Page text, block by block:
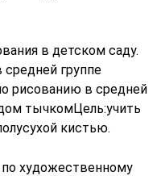
в детском саду.
средней группе
рисованию в средней
тычкомЦель:учить
кистью.
художественному